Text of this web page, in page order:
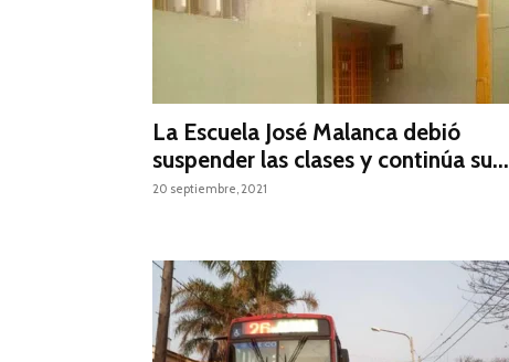
La Escuela José Malanca debió
suspender las clases y continúa su...
20 septiembre, 2021